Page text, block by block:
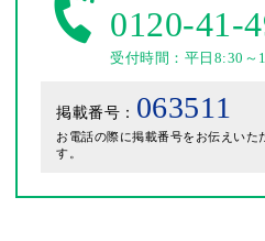
0120-41-
受付時間：平日8:30～
掲載番号： 063511
お電話の際に掲載番号をお伝えいた
す。